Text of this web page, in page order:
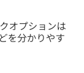
オプションは
を分かりやす